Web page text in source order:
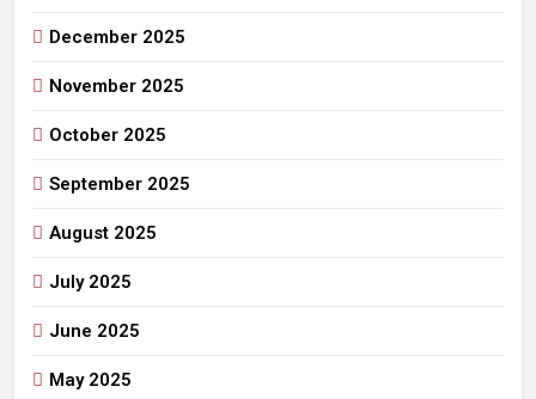
December 2025
November 2025
October 2025
September 2025
August 2025
July 2025
June 2025
May 2025